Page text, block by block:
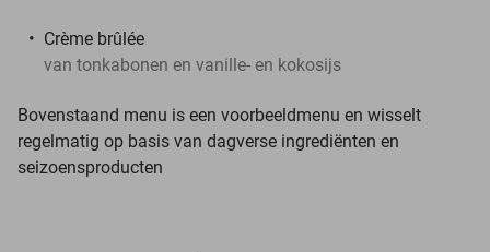
Crème brûlée
van tonkabonen en vanille- en kokosijs
Bovenstaand menu is een voorbeeldmenu en wisselt
regelmatig op basis van dagverse ingrediënten en
seizoensproducten